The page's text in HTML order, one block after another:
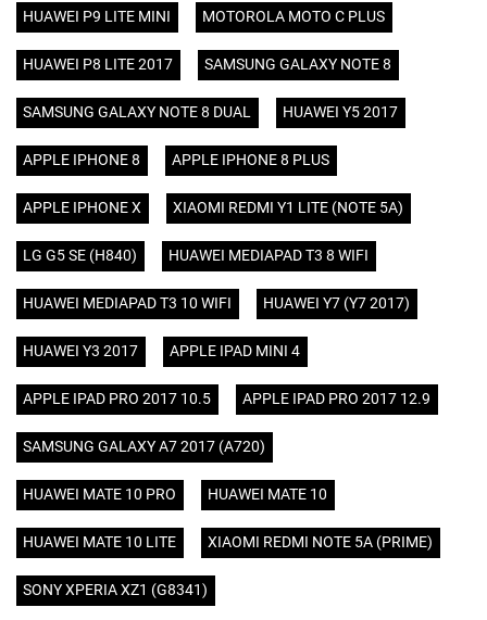
HUAWEI P9 LITE MINI MOTOROLA MOTO C PLUS
HUAWEI P8 LITE 2017 SAMSUNG GALAXY NOTE 8
SAMSUNG GALAXY NOTE 8 DUAL HUAWEI Y5 2017
APPLE IPHONE 8 APPLE IPHONE 8 PLUS
APPLE IPHONE X XIAOMI REDMI Y1 LITE (NOTE 5A)
LG G5 SE (H840) HUAWEI MEDIAPAD T3 8 WIFI
HUAWEI MEDIAPAD T3 10 WIFI HUAWEI Y7 (Y7 2017)
HUAWEI Y3 2017 APPLE IPAD MINI 4
APPLE IPAD PRO 2017 10.5 APPLE IPAD PRO 2017 12.9
SAMSUNG GALAXY A7 2017 (A720)
HUAWEI MATE 10 PRO HUAWEI MATE 10
HUAWEI MATE 10 LITE XIAOMI REDMI NOTE 5A (PRIME)
SONY XPERIA XZ1 (G8341)